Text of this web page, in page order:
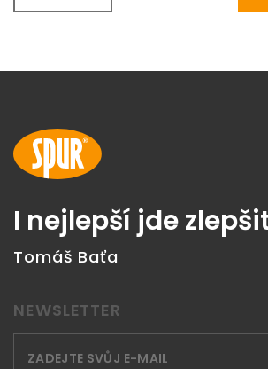
I nejlepší jde
Tomáš Baťa
NEWSLETTER